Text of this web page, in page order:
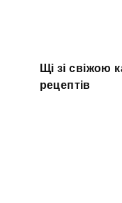
Щі зі свіжою
рецептів